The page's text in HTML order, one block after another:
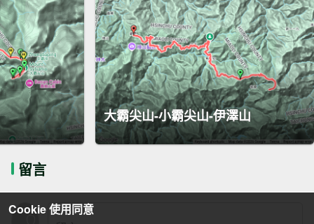
大霸尖山-小霸尖山-伊澤山
留言
Cookie 使用同意